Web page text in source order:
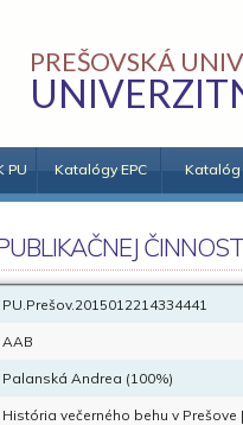
PREŠOVSKÁ
PU Katalógy EPC Katalóg
PU.Prešov.2015012214334441
AAB
Palanská Andrea (100%)
História večerného behu v